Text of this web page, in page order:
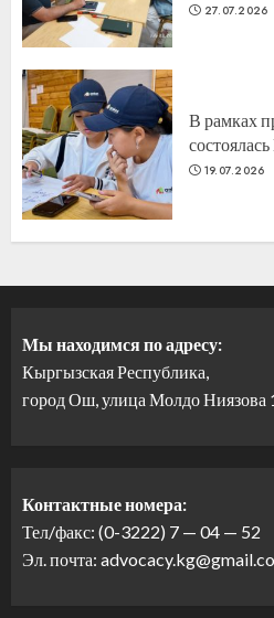
27.07.2026
В рамках
19.07.2026
Мы находимся по адресу:
Кыргызская Республика,
город Ош, улица Молдо Ниязова
Контактные номера:
Тел/факс: (0-3222) 7 — 04 — 52
Эл. почта: